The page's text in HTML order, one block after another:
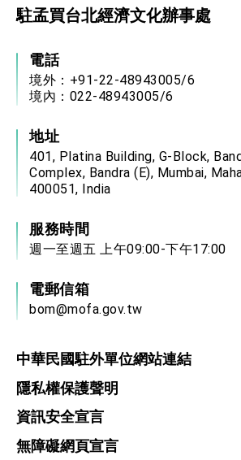
總統重要談話
駐孟買台北經濟文化辦事處
電話
境外：+91-22-48943005/6
境內：022-48943005/6
地址
401, Platina Building, G-Block,
Complex, Bandra (E), Mumbai,
400051, India
服務時間
週一至週五 上午09:00-下午17:00
電郵信箱
bom@mofa.gov.tw
中華民國駐外單位網站連結
隱私權保護聲明
資訊安全宣言
無障礙網頁宣言